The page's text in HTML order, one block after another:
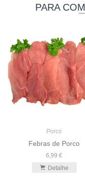
PARA
Porco
Febras de Porco
6,99 €
Detalhe